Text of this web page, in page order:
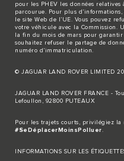
pour les PHEV les données
parcourue. Pour plus
le site Web de l’UE . Vous pouvez
votre véhicule avec la Commission.
la fin du mois de mars pour garantir
souhaitez refuser le partage de
numéro d’immatriculation.
© JAGUAR LAND ROVER LIMITED
JAGUAR LAND ROVER FRANCE -
Lefoullon, 92800 PUTEAUX
Pour les trajets courts, privilégiez la
#SeDéplacerMoinsPolluer
INFORMATIONS SUR LES